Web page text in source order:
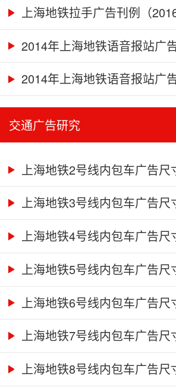
上海地铁拉手广告刊例（2016
2014年上海地铁语音报站广
2014年上海地铁语音报站广
交通广告研究
上海地铁2号线内包车广告尺
上海地铁3号线内包车广告尺
上海地铁4号线内包车广告尺
上海地铁5号线内包车广告尺
上海地铁6号线内包车广告尺
上海地铁7号线内包车广告尺
上海地铁8号线内包车广告尺